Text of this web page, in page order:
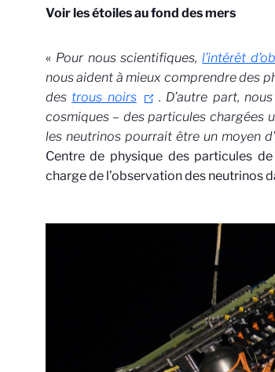
Voir les étoiles au fond des mers
« Pour nous scientifiques,l’intérêt
nous aident à mieux comprendre des
des trous noirs
. D’autre part,
cosmiques – des particules chargées
les neutrinos pourrait être un moyen
Centre de physique des particules
charge de l’observation des neutrinos